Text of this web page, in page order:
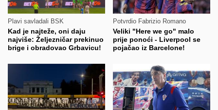
Plavi savladali BSK
Kad je najteže, oni daju
najviše: Željezničar prekinuo
brige i obradovao Grbavicu!
Potvrdio Fabrizio Romano
Veliki "Here we go" malo
prije ponoći - Liverpool se
pojačao iz Barcelone!